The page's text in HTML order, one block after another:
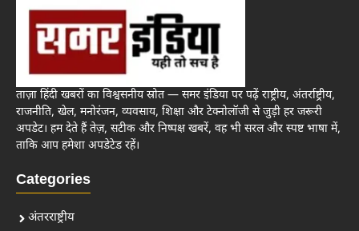
ताज़ा हिंदी खबरों का विश्वसनीय स्रोत — समर इंडिया पर पढ़ें राष्ट्रीय, अंतर्राष्ट्रीय,
राजनीति, खेल, मनोरंजन, व्यवसाय, शिक्षा और टेक्नोलॉजी से जुड़ी हर जरूरी
अपडेट। हम देते हैं तेज़, सटीक और निष्पक्ष खबरें, वह भी सरल और स्पष्ट भाषा में,
ताकि आप हमेशा अपडेटेड रहें।
Categories
अंतरराष्ट्रीय